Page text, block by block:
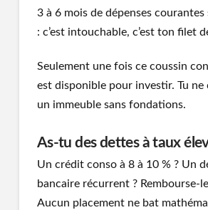
3 à 6 mois de dépenses
: c’est intouchable, c’est ton filet
Seulement une fois ce coussin
est disponible pour investir. Tu ne
un immeuble sans fondations.
As-tu des dettes à taux
Un crédit conso à 8 à 10 % ? Un
bancaire récurrent ? Rembourse-
Aucun placement ne bat